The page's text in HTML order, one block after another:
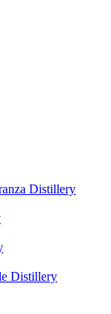
Distillery
Distillery